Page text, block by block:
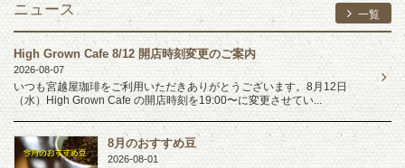
ニュース 一覧
High Grown Cafe 8/12 開店時刻変更のご案内
2026-08-07
いつも宮越屋珈琲をご利用いただきありがとうございます。8月12日
（水）High Grown Cafe の開店時刻を19:00〜に変更させてい...
8月のおすすめ豆
2026-08-01